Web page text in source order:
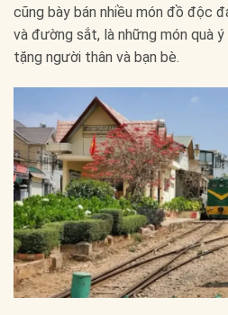
cũng bày bán nhiều món đồ độc
và đường sắt, là những món quà
tặng người thân và bạn bè.